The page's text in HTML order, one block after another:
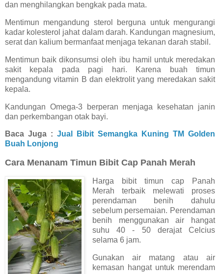
dan menghilangkan bengkak pada mata.
Mentimun mengandung sterol berguna untuk mengurangi
kadar kolesterol jahat dalam darah. Kandungan magnesium,
serat dan kalium bermanfaat menjaga tekanan darah stabil.
Mentimun baik dikonsumsi oleh ibu hamil untuk meredakan
sakit kepala pada pagi hari. Karena buah timun
mengandung vitamin B dan elektrolit yang meredakan sakit
kepala.
Kandungan Omega-3 berperan menjaga kesehatan janin
dan perkembangan otak bayi.
Baca Juga : Jual Bibit Semangka Kuning TM Golden
Buah Lonjong
Cara Menanam Timun Bibit Cap Panah Merah
Harga bibit timun cap Panah
Merah terbaik melewati proses
perendaman benih dahulu
sebelum persemaian. Perendaman
benih menggunakan air hangat
suhu 40 - 50 derajat Celcius
selama 6 jam.
Gunakan air matang atau air
kemasan hangat untuk merendam